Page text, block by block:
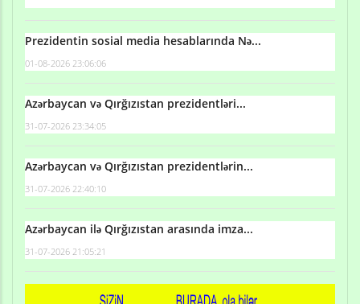
Prezidentin sosial media hesablarında Nə...
01-08-2026 23:06:06
Azərbaycan və Qırğızıstan prezidentləri...
31-07-2026 23:34:05
Azərbaycan və Qırğızıstan prezidentlərin...
31-07-2026 22:40:10
Azərbaycan ilə Qırğızıstan arasında imza...
31-07-2026 21:05:21